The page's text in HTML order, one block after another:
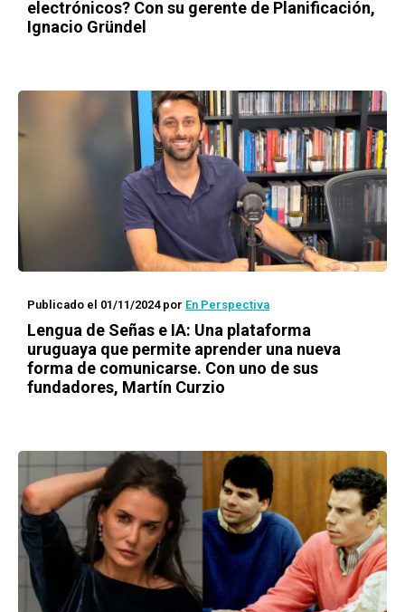
electrónicos? Con su gerente de Planificación,
Ignacio Gründel
Publicado el 01/11/2024por En Perspectiva
Lengua de Señas e IA: Una plataforma
uruguaya que permite aprender una nueva
forma de comunicarse. Con uno de sus
fundadores, Martín Curzio